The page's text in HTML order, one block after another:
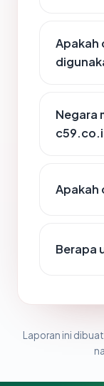
Apakah
Negara
Apakah
Berapa
Laporan ini